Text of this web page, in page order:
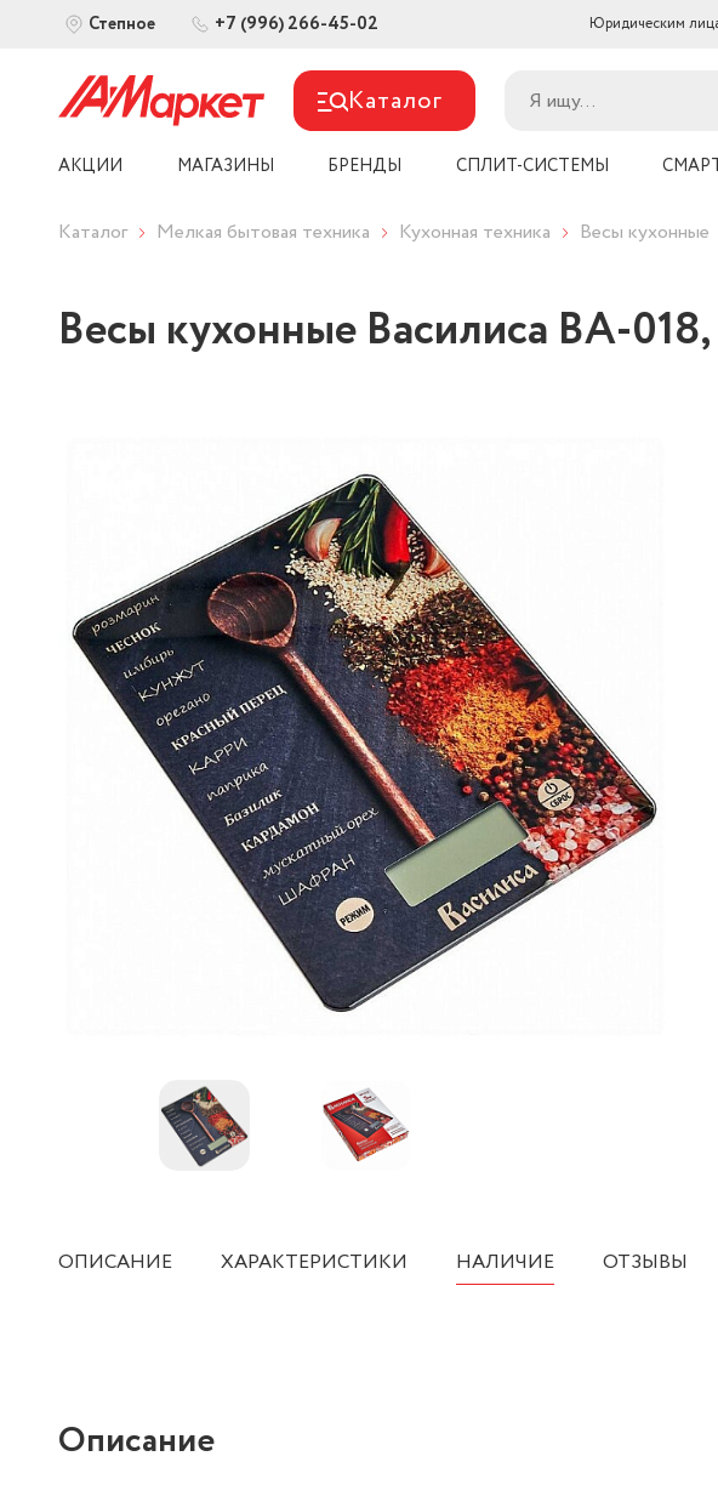
Степное +7 (996) 266-45-02 Юридическим
Каталог
АКЦИИ МАГАЗИНЫ БРЕНДЫ СПЛИТ-СИСТЕМЫ
Каталог Мелкая бытовая техника Кухонная техника Весы кухонные
Весы кухонные Василиса ВА-
ОПИСАНИЕ ХАРАКТЕРИСТИКИ НАЛИЧИЕ ОТЗЫВЫ
Описание